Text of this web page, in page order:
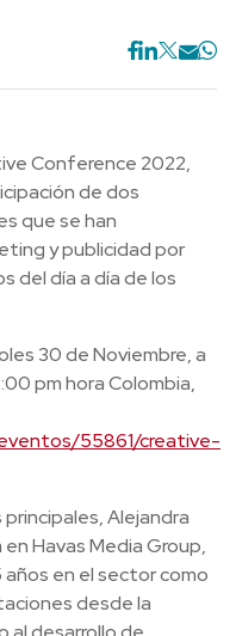
Conference 2022,
de dos
que se han
y publicidad por
del día a día de los
30 de Noviembre, a
pm hora Colombia,
55861/creative-
Alejandra
Havas Media Group,
años en el sector como
desde la